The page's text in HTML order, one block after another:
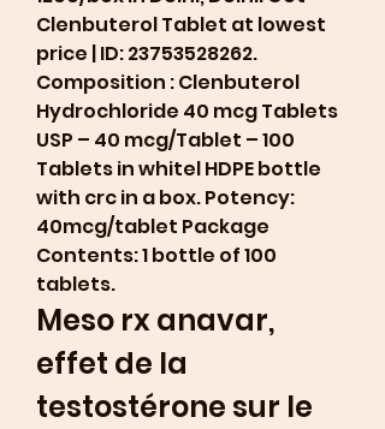
Clenbuterol Tablet at lowest
price | ID: 23753528262.
Composition : Clenbuterol
Hydrochloride 40 mcg Tablets
USP – 40 mcg/Tablet – 100
Tablets in whitel HDPE bottle
with crc in a box. Potency:
40mcg/tablet Package
Contents: 1 bottle of 100
tablets.
Meso rx anavar,
effet de la
testostérone sur le